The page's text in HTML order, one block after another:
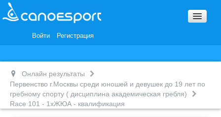
Войти Регистрация
Награды и Благодарности
Онлайн результаты
Первенство г.Москвы среди юношей и девушек до 19 лет по
гребному спорту ( дисциплина академическая гребля)
Race 101 - 1хЖЮА - квалификация